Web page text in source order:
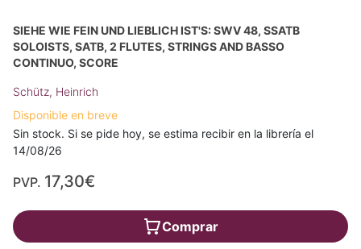
SIEHE WIE FEIN UND LIEBLICH IST'S: SWV 48, SSATB
SOLOISTS, SATB, 2 FLUTES, STRINGS AND BASSO
CONTINUO, SCORE
Schütz, Heinrich
Disponible en breve
Sin stock. Si se pide hoy, se estima recibir en la librería el
14/08/26
PVP. 17,30€
Comprar